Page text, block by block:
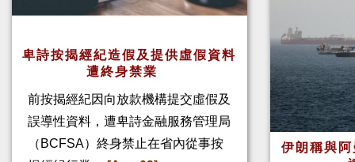
卑詩按揭經紀造假及提供虛假資料
遭終身禁業
前按揭經紀因向放款機構提交虛假及
誤導性資料，遭卑詩金融服務管理局
（BCFSA）終身禁止在省內從事按
伊朗稱與